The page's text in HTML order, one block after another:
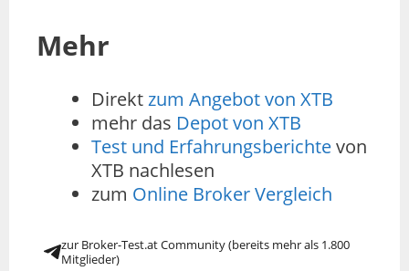
Mehr
Direktzum Angebot von XTB
mehr das Depot von XTB
Test und Erfahrungsberichtevon
XTB nachlesen
zum Online Broker Vergleich
zur Broker-Test.at Community (bereits mehr als 1.800
Mitglieder)